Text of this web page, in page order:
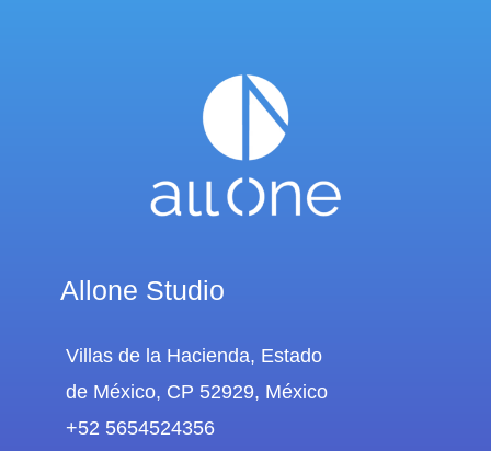
Allone Studio
Villas de la Hacienda, Estado
de México, CP 52929, México
+52 5654524356